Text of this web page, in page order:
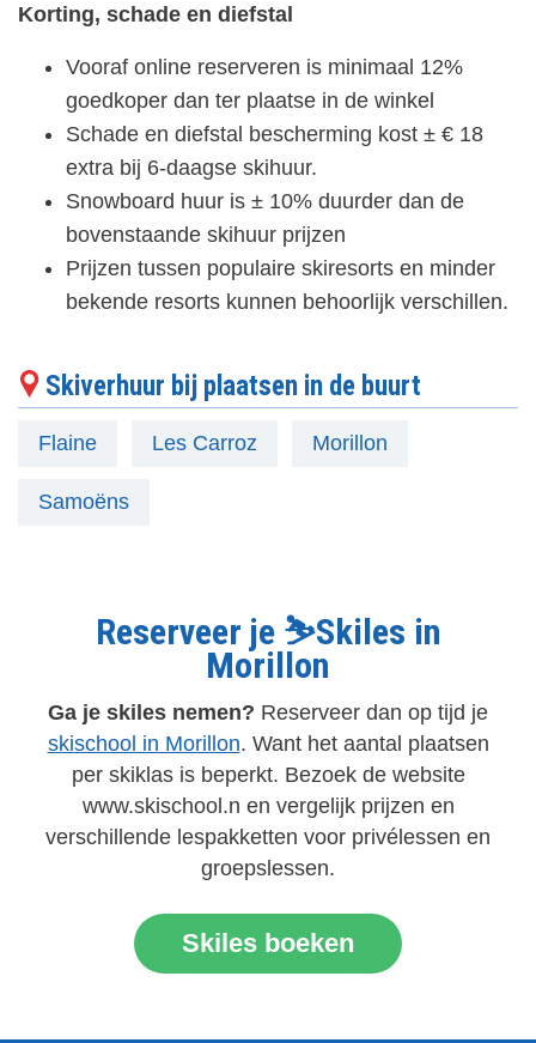
Korting, schade en diefstal
Vooraf online reserveren is minimaal 12%
goedkoper dan ter plaatse in de winkel
Schade en diefstal bescherming kost ± € 18
extra bij 6-daagse skihuur.
Snowboard huur is ± 10% duurder dan de
bovenstaande skihuur prijzen
Prijzen tussen populaire skiresorts en minder
bekende resorts kunnen behoorlijk verschillen.
Skiverhuur bij plaatsen in de buurt
Flaine Les Carroz Morillon
Samoëns
Reserveer je ⛷️Skiles in
Morillon
Ga je skiles nemen? Reserveer dan op tijd je
skischool in Morillon. Want het aantal plaatsen
per skiklas is beperkt. Bezoek de website
www.skischool.n en vergelijk prijzen en
verschillende lespakketten voor privélessen en
groepslessen.
Skiles boeken